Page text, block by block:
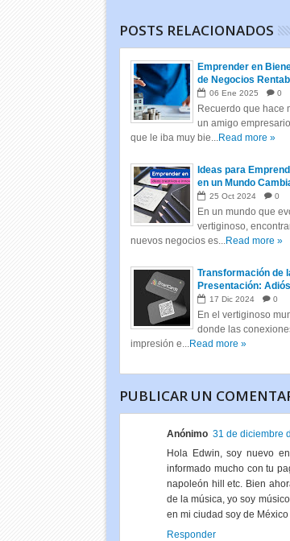
POSTS RELACIONADOS
Emprender en
de Negocios
06 Ene 2025 0
Recuerdo que hace
un amigo
que le iba muy bie...Read more »
Ideas para
en un Mundo
25 Oct 2024 0
En un mundo que
vertiginoso,
nuevos negocios es...Read more »
Transformación de
Presentación:
Tarjetas Inteligentes
17 Dic 2024 0
En el vertiginoso
donde las
impresión e...Read more »
PUBLICAR UN
Anónimo 31 de diciembre
Hola Edwin, soy nuevo
informado mucho con tu
napoleón hill etc. Bien
de la música, yo soy
en mi ciudad soy de
Responder